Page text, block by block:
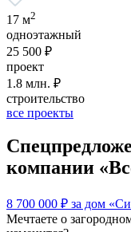
17 м2
одноэтажный
25 500 ₽
проект
1.8 млн. ₽
строительство
все проекты
компании
8 700 000 ₽ за дом
Мечтаете о